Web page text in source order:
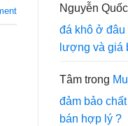
Nguyễn
đá khô ở đâu
lượng và giá
Tâmtrong
đảm bảo
bán hợp lý ?